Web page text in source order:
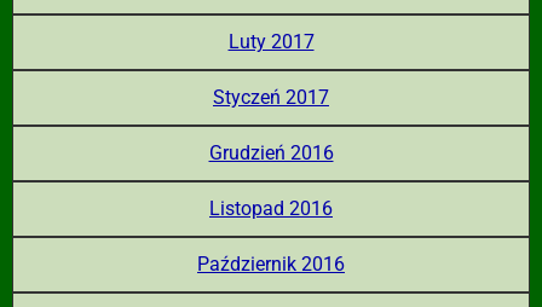
Luty 2017
Styczeń 2017
Grudzień 2016
Listopad 2016
Październik 2016